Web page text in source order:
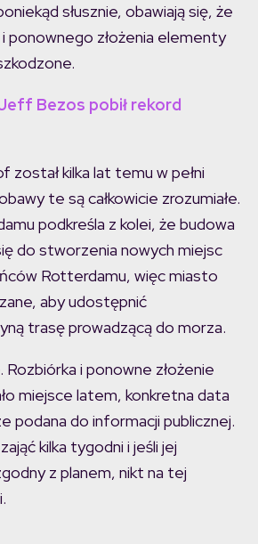
słusznie, obawiają się, że
ponownego złożenia elementy
Bezos pobił rekord
został kilka lat temu w pełni
te są całkowicie zrozumiałe.
podkreśla z kolei, że budowa
do stworzenia nowych miejsc
Rotterdamu, więc miasto
aby udostępnić
trasę prowadzącą do morza.
Rozbiórka i ponowne złożenie
miejsce latem, konkretna data
podana do informacji publicznej.
kilka tygodni i jeśli jej
z planem, nikt na tej